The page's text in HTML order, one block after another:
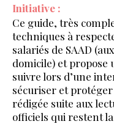
Initiative :
Ce guide, très
techniques à
salariés de SAAD
domicile) et propose
suivre lors d’une
sécuriser et
rédigée suite aux
officiels qui restent